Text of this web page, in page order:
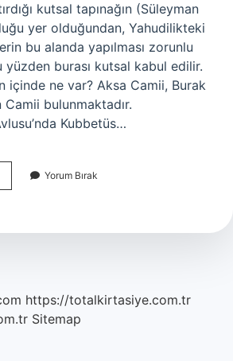
kutsal tapınağın (Süleyman
yer olduğundan, Yahudilikteki
bu alanda yapılması zorunlu
yüzden burası kutsal kabul edilir.
içinde ne var? Aksa Camii, Burak
bulunmaktadır.
Kubbetüs…
Mescid-
Yorum Bırak
https://totalkirtasiye.com.tr
Sitemap